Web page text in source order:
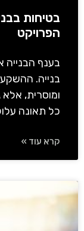
בטיחות
הפרויקט
בענף הבנייה
בנייה.
ומוסרית,
כל תאונה
קרא עוד »